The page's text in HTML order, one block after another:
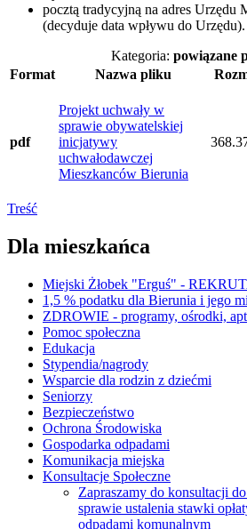
pocztą tradycyjną na adres Urzędu
(decyduje data wpływu do Urzędu).
Kategoria: powiązane
Format
Nazwa pliku
pdf
Projekt uchwały w
sprawie obywatelskiej
inicjatywy
uchwałodawczej
Mieszkanców Bierunia
Treść
Dla mieszkańca
Miejski Żłobek "Erguś" -
1,5 % podatku dla Bierunia i jego
ZDROWIE - programy, ośrodki,
Pomoc społeczna
Edukacja
Stypendia/nagrody
Wsparcie dla rodzin z dziećmi
Seniorzy
Bezpieczeństwo
Ochrona Środowiska
Gospodarka odpadami
Komunikacja miejska
Konsultacje Społeczne
Zapraszamy do konsultacji
sprawie ustalenia stawki
odpadami komunalnym